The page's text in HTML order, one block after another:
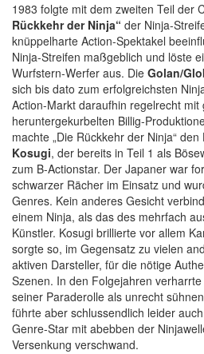
1983 folgte mit dem zweiten Teil der
Rückkehr der Ninja“ der Ninja-
knüppelharte Action-Spektakel
Ninja-Streifen maßgeblich und löste
Wurfstern-Werfer aus. Die Golan/
sich bis dato zum erfolgreichsten
Action-Markt daraufhin regelrecht mit
heruntergekurbelten Billig-
machte „Die Rückkehr der Ninja“
Kosugi, der bereits in Teil 1 als
zum B-Actionstar. Der Japaner war
schwarzer Rächer im Einsatz und
Genres. Kein anderes Gesicht
einem Ninja, als das des mehrfach
Künstler. Kosugi brillierte vor allem
sorgte so, im Gegensatz zu vielen
aktiven Darsteller, für die nötige
Szenen. In den Folgejahren
seiner Paraderolle als unrecht
führte aber schlussendlich leider
Genre-Star mit abebben der
Versenkung verschwand.